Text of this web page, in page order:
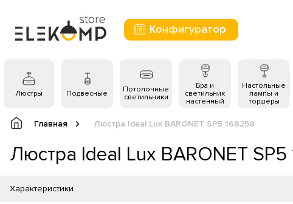
Конфигуратор
Люстры Подвесные
Потолочные
светильники
Бра и
светильник
настенный
Настольные
лампы и
торшеры
Главная Люстра Ideal Lux BARONET SP5 168258
Люстра Ideal Lux BARONET
Характеристики